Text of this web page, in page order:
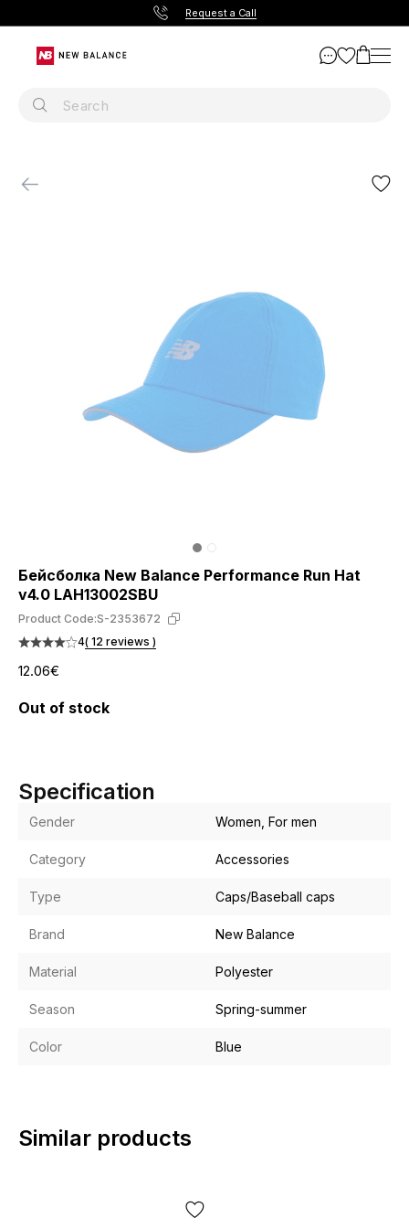
Request a Call
Бейсболка New Balance Performance Run Hat
v4.0 LAH13002SBU
Product Code:S-2353672
4( 12 reviews )
12.06€
Out of stock
Specification
Gender Women, For men
Category Accessories
Type Caps/Baseball caps
Brand New Balance
Material Polyester
Season Spring-summer
Color Blue
Similar products